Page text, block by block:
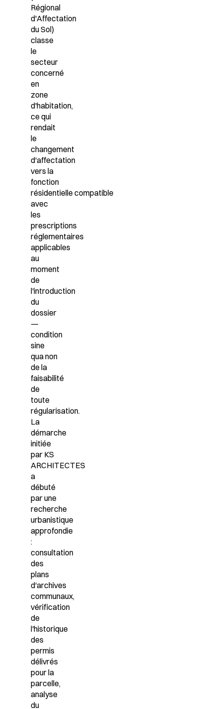
Régional
d'Affectation
du Sol)
classe
le
secteur
concerné
en
zone
d'habitation,
ce qui
rendait
le
changement
d'affectation
vers la
fonction
résidentiellecompatible
avec
les
prescriptions
réglementaires
applicables
au
moment
de
l'introduction
du
dossier
—
condition
sine
qua non
de la
faisabilité
de
toute
régularisation.
La
démarche
initiée
par KS
ARCHITECTES
a
débuté
par une
recherche
urbanistique
approfondie
:
consultation
des
plans
d'archives
communaux,
vérification
de
l'historique
des
permis
délivrés
pour la
parcelle,
analyse
du